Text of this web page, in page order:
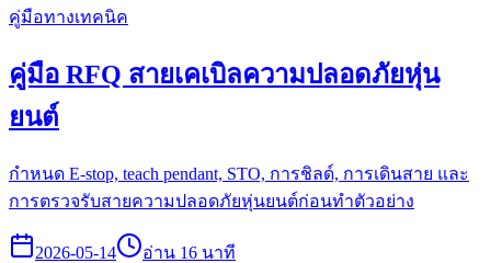
คู่มือทางเทคนิค
คู่มือ RFQ สายเคเบิลความปลอดภัยหุ่น
ยนต์
กำหนด E-stop, teach pendant, STO, การชิลด์, การเดินสาย และ
การตรวจรับสายความปลอดภัยหุ่นยนต์ก่อนทำตัวอย่าง
2026-05-14
อ่าน 16 นาที